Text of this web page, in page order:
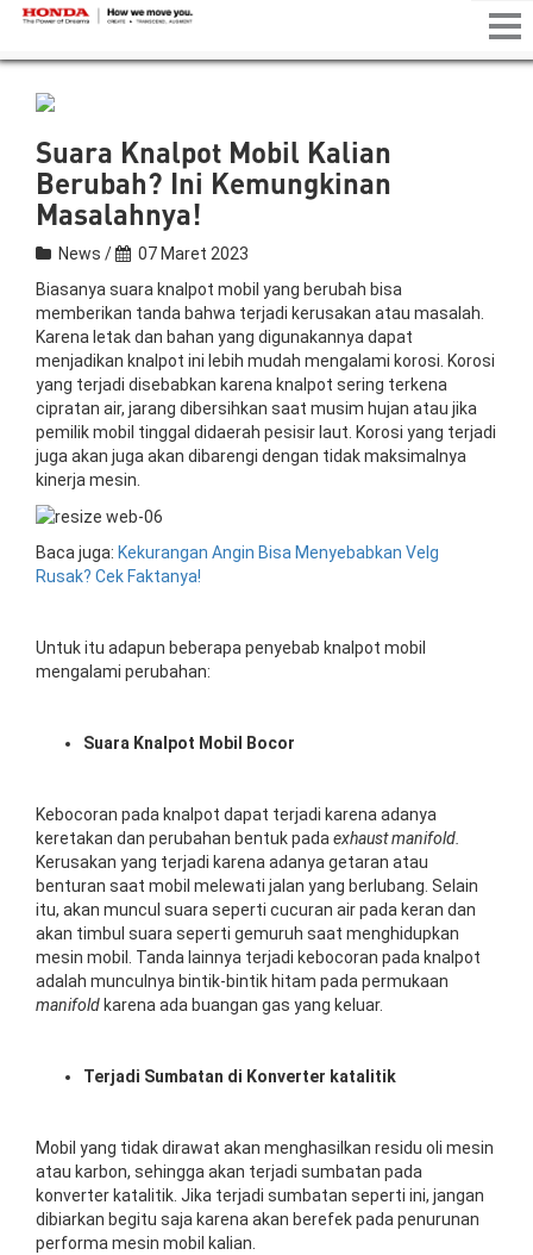
Suara Knalpot Mobil Kalian
Berubah? Ini Kemungkinan
Masalahnya!
News /
07 Maret 2023
Biasanya suara knalpot mobil yang berubah bisa
memberikan tanda bahwa terjadi kerusakan atau masalah.
Karena letak dan bahan yang digunakannya dapat
menjadikan knalpot ini lebih mudah mengalami korosi. Korosi
yang terjadi disebabkan karena knalpot sering terkena
cipratan air, jarang dibersihkan saat musim hujan atau jika
pemilik mobil tinggal didaerah pesisir laut. Korosi yang terjadi
juga akan juga akan dibarengi dengan tidak maksimalnya
kinerja mesin.
Baca juga: Kekurangan Angin Bisa Menyebabkan Velg
Rusak? Cek Faktanya!
Untuk itu adapun beberapa penyebab knalpot mobil
mengalami perubahan:
Suara Knalpot Mobil Bocor
Kebocoran pada knalpot dapat terjadi karena adanya
keretakan dan perubahan bentuk pada exhaust manifold.
Kerusakan yang terjadi karena adanya getaran atau
benturan saat mobil melewati jalan yang berlubang. Selain
itu, akan muncul suara seperti cucuran air pada keran dan
akan timbul suara seperti gemuruh saat menghidupkan
mesin mobil. Tanda lainnya terjadi kebocoran pada knalpot
adalah munculnya bintik-bintik hitam pada permukaan
manifold karena ada buangan gas yang keluar.
Terjadi Sumbatan di Konverter katalitik
Mobil yang tidak dirawat akan menghasilkan residu oli mesin
atau karbon, sehingga akan terjadi sumbatan pada
konverter katalitik. Jika terjadi sumbatan seperti ini, jangan
dibiarkan begitu saja karena akan berefek pada penurunan
performa mesin mobil kalian.